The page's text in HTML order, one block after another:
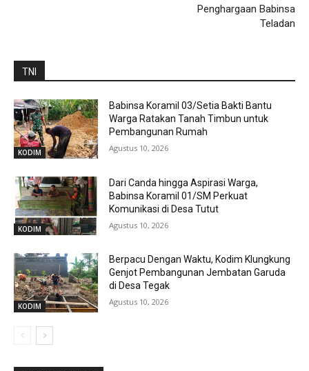
Penghargaan Babinsa
Teladan
TNI
KODIM
Babinsa Koramil 03/Setia Bakti Bantu
Warga Ratakan Tanah Timbun untuk
Pembangunan Rumah
Agustus 10, 2026
KODIM
Dari Canda hingga Aspirasi Warga,
Babinsa Koramil 01/SM Perkuat
Komunikasi di Desa Tutut
Agustus 10, 2026
KODIM
Berpacu Dengan Waktu, Kodim Klungkung
Genjot Pembangunan Jembatan Garuda
di Desa Tegak
Agustus 10, 2026